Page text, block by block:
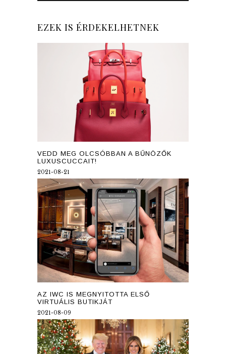
EZEK IS ÉRDEKELHETNEK
VEDD MEG OLCSÓBBAN A BŰNÖZŐK
LUXUSCUCCAIT!
2021-08-21
AZ IWC IS MEGNYITOTTA ELSŐ
VIRTUÁLIS BUTIKJÁT
2021-08-09